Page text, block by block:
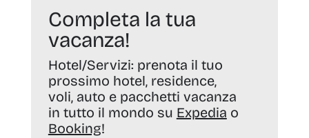
Completa la tua
vacanza!
Hotel/Servizi: prenota il tuo
prossimo hotel, residence,
voli, auto e pacchetti vacanza
in tutto il mondo su Expedia o
Booking!